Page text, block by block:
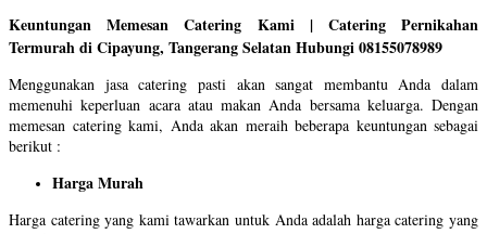
Keuntungan Memesan Catering Kami | Catering Pernikahan
Termurah di Cipayung, Tangerang Selatan Hubungi 08155078989
Menggunakan jasa catering pasti akan sangat membantu Anda dalam
memenuhi keperluan acara atau makan Anda bersama keluarga. Dengan
memesan catering kami, Anda akan meraih beberapa keuntungan sebagai
berikut :
Harga Murah
Harga catering yang kami tawarkan untuk Anda adalah harga catering yang